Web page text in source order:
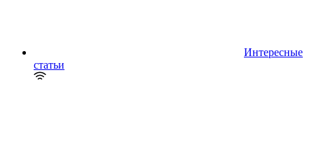
Интересные
статьи